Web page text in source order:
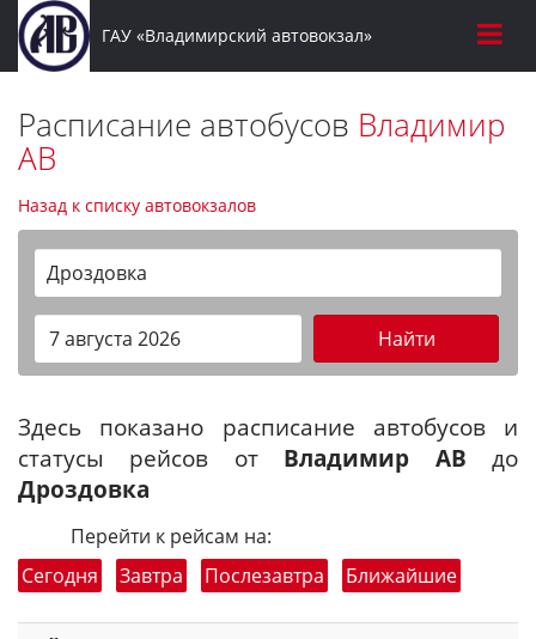
ГАУ «Владимирский автовокзал»
Расписание автобусов Владимир
АВ
Назад к списку автовокзалов
Дроздовка
Найти
Здесь показано расписание автобусов и
статусы рейсов от Владимир АВ до
Дроздовка
Перейти к рейсам на:
Сегодня
Завтра Послезавтра Ближайшие